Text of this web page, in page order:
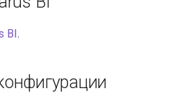
BI.